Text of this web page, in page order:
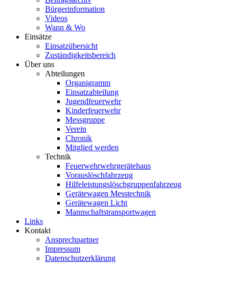
Bürgerinformation
Videos
Wann & Wo
Einsätze
Einsatzübersicht
Zuständigkeitsbereich
Über uns
Abteilungen
Organigramm
Einsatzabteilung
Jugendfeuerwehr
Kinderfeuerwehr
Messgruppe
Verein
Chronik
Mitglied werden
Technik
Feuerwehrwehrgerätehaus
Vorauslöschfahrzeug
Hilfeleistungslöschgruppenfahrzeug
Gerätewagen Messtechnik
Gerätewagen Licht
Mannschaftstransportwagen
Links
Kontakt
Ansprechpartner
Impressum
Datenschutzerklärung